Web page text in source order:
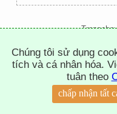
chính sách
Chúng tôi sử dụng
tích và cá nhân hóa.
tuân theo
chấp nhận tất